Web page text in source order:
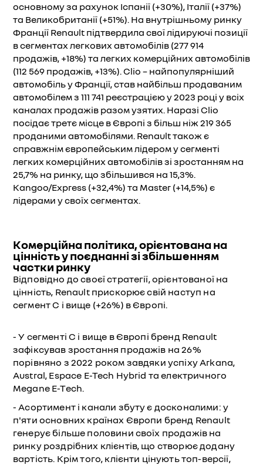
основному за рахунок Іспанії (+30%), Італії (+37%)
та Великобританії (+51%). На внутрішньому ринку
Франції Renault підтвердила свої лідируючі позиції
в сегментах легкових автомобілів (277 914
продажів, +18%) та легких комерційних автомобілів
(112 569 продажів, +13%). Clio – найпопулярніший
автомобіль у Франції, став найбільш продаваним
автомобілем з 111 741 реєстрацією у 2023 році у всіх
каналах продажів разом узятих. Наразі Clio
посідає третє місце в Європі з більш ніж 219 365
проданими автомобілями. Renault також є
справжнім європейським лідером у сегменті
легких комерційних автомобілів зі зростанням на
25,7% на ринку, що збільшився на 15,3%.
Kangoo/Express (+32,4%) та Master (+14,5%) є
лідерами у своїх сегментах.
Комерційна політика, орієнтована на
цінність у поєднанні зі збільшенням
частки ринку
Відповідно до своєї стратегії, орієнтованої на
цінність, Renault прискорює свій наступ на
сегмент C і вище (+26%) в Європі.
- У сегменті C і вище в Європі бренд Renault
зафіксував зростання продажів на 26%
порівняно з 2022 роком завдяки успіху Arkana,
Austral, Espace E-Tech Hybrid та електричного
Megane E-Tech.
- Асортимент і канали збуту є досконалими: у
п'яти основних країнах Європи бренд Renault
генерує більше половини своїх продажів на
ринку роздрібних клієнтів, що створює додану
вартість. Крім того, клієнти цінують топ-версії,